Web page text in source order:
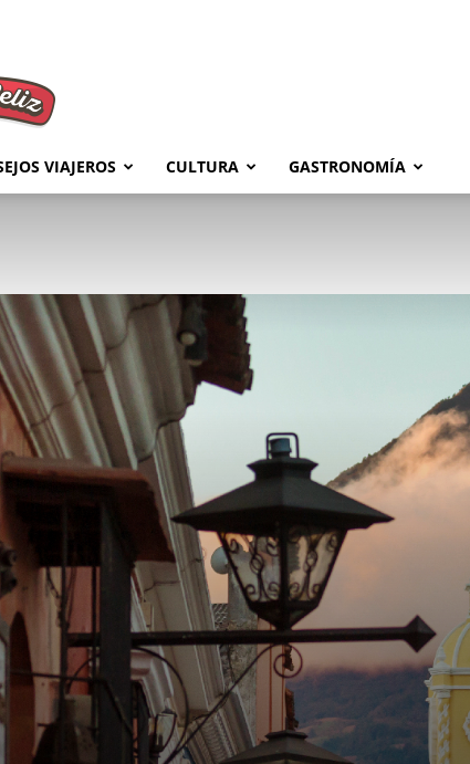
Feliz
VIAJEROS CULTURA GASTRONOMÍA